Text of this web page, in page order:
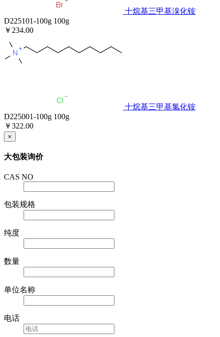
十烷基三甲基溴化铵
D225101-100g 100g
￥234.00
十烷基三甲基氯化铵
D225001-100g 100g
￥322.00
×
大包装询价
CAS NO
包装规格
纯度
数量
单位名称
电话